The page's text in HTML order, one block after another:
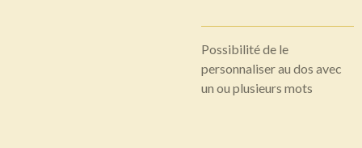
Possibilité de le
personnaliser au dos avec
un ou plusieurs mots